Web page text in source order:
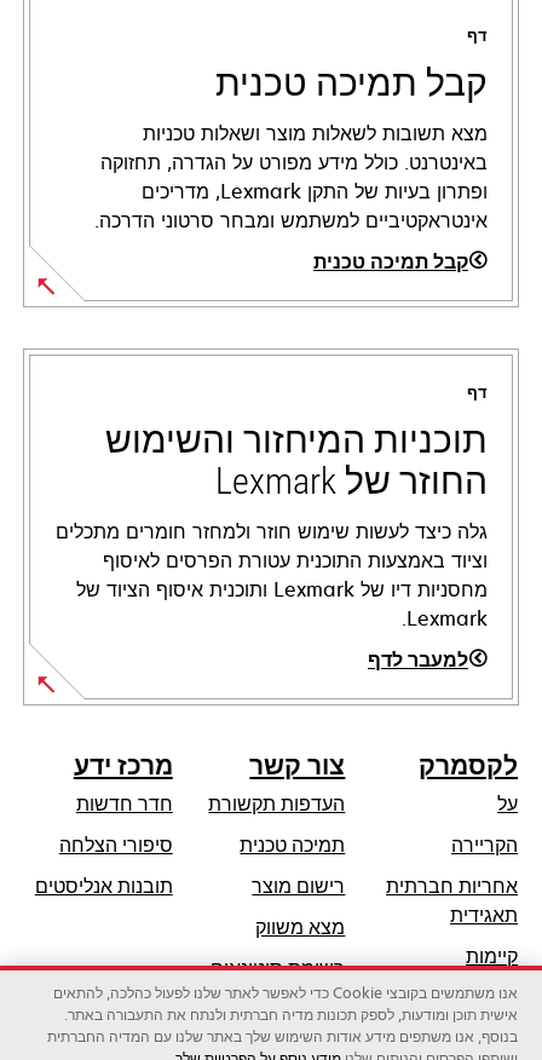
דף
קבל תמיכה טכנית
מצא תשובות לשאלות מוצר ושאלות טכניות
באינטרנט. כולל מידע מפורט על הגדרה, תחזוקה
ופתרון בעיות של התקן Lexmark, מדריכים
אינטראקטיביים למשתמש ומבחר סרטוני הדרכה.
קבל תמיכה טכנית
opens
in
new
tab
דף
תוכניות המיחזור והשימוש
החוזר של Lexmark
גלה כיצד לעשות שימוש חוזר ולמחזר חומרים מתכלים
וציוד באמצעות התוכנית עטורת הפרסים לאיסוף
מחסניות דיו של Lexmark ותוכנית איסוף הציוד של
Lexmark.
למעבר לדף
לקסמרק
על
הקריירה
אחריות חברתית
תאגידיתopens
a
new
tab
קיימות
שותפי לקסמרק
צור קשר
העדפות תקשורת
תמיכה טכניתopens
tab
רישום מוצר
מצא משווק
רשימת סיטונאים
מרכז ידע
חדר חדשות
סיפורי הצלחה
תובנות אנליסטים
אנו משתמשים בקובצי Cookie כדי לאפשר לאתר שלנו לפעול כהלכה, להתאים
אישית תוכן ומודעות, לספק תכונות מדיה חברתית ולנתח את התעבורה באתר.
בנוסף, אנו משתפים מידע אודות השימוש שלך באתר שלנו עם המדיה החברתית